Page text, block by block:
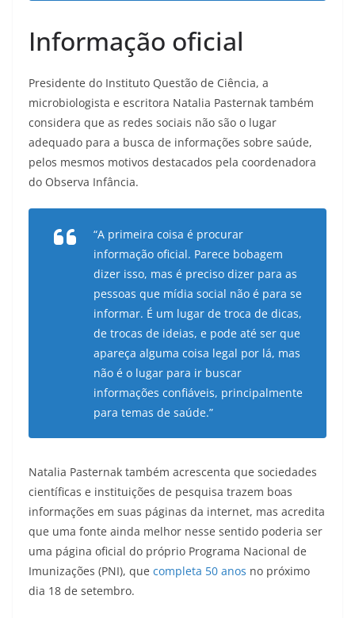
Informação oficial
Presidente do Instituto Questão de Ciência, a
microbiologista e escritora Natalia Pasternak também
considera que as redes sociais não são o lugar
adequado para a busca de informações sobre saúde,
pelos mesmos motivos destacados pela coordenadora
do Observa Infância.
“A primeira coisa é procurar
informação oficial. Parece bobagem
dizer isso, mas é preciso dizer para as
pessoas que mídia social não é para se
informar. É um lugar de troca de dicas,
de trocas de ideias, e pode até ser que
apareça alguma coisa legal por lá, mas
não é o lugar para ir buscar
informações confiáveis, principalmente
para temas de saúde.”
Natalia Pasternak também acrescenta que sociedades
científicas e instituições de pesquisa trazem boas
informações em suas páginas da internet, mas acredita
que uma fonte ainda melhor nesse sentido poderia ser
uma página oficial do próprio Programa Nacional de
Imunizações (PNI), que completa 50 anos no próximo
dia 18 de setembro.